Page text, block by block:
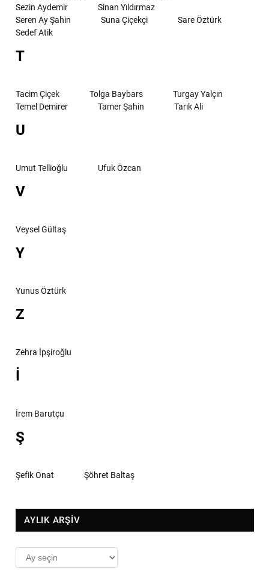
Sezin Aydemir
Sinan Yıldırmaz
Seren Ay Şahin
Suna Çiçekçi
Sare Öztürk
Sedef Atik
T
Tacim Çiçek Tolga Baybars
Turgay Yalçın
Temel Demirer
Tamer Şahin Tarık Ali
U
Umut Tellioğlu Ufuk Özcan
V
Veysel Gültaş
Y
Yunus Öztürk
Z
Zehra İpşiroğlu
İ
İrem Barutçu
Ş
Şefik Onat Şöhret Baltaş
AYLIK ARŞİV
AYLIK
ARŞİV